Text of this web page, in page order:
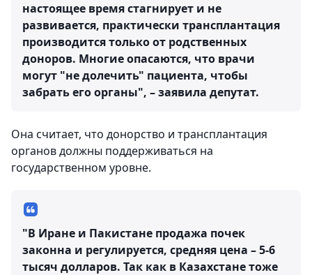
настоящее время стагнирует и не
развивается, практически трансплантация
производится только от родственных
доноров. Многие опасаются, что врачи
могут "не долечить" пациента, чтобы
забрать его органы", – заявила депутат.
Она считает, что донорство и трансплантация
органов должны поддерживаться на
государственном уровне.
"В Иране и Пакистане продажа почек
законна и регулируется, средняя цена – 5-6
тысяч долларов. Так как в Казахстане тоже